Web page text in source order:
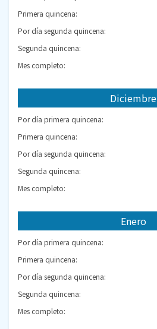
Primera quincena:
Por día segunda quincena:
Segunda quincena:
Mes completo:
Diciembre
Por día primera quincena:
Primera quincena:
Por día segunda quincena:
Segunda quincena:
Mes completo:
Enero
Por día primera quincena:
Primera quincena:
Por día segunda quincena:
Segunda quincena:
Mes completo: